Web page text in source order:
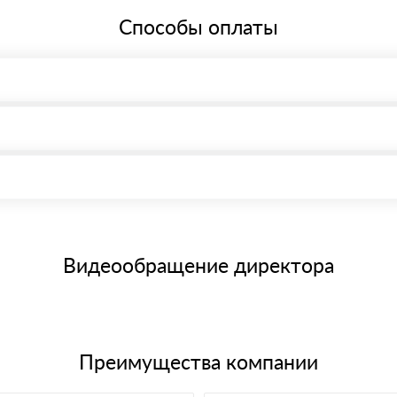
Способы оплаты
банковским картам
Видеообращение директора
Преимущества компании